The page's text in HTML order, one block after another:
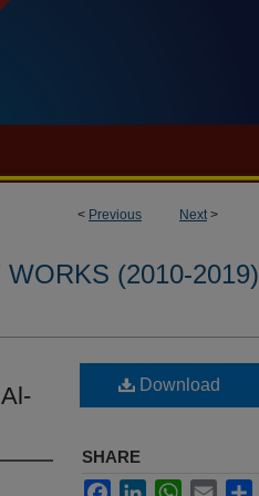
< Previous Next>
WORKS (2010-2019)
Download
SHARE
FacebookLinkedInWhatsApp
Email